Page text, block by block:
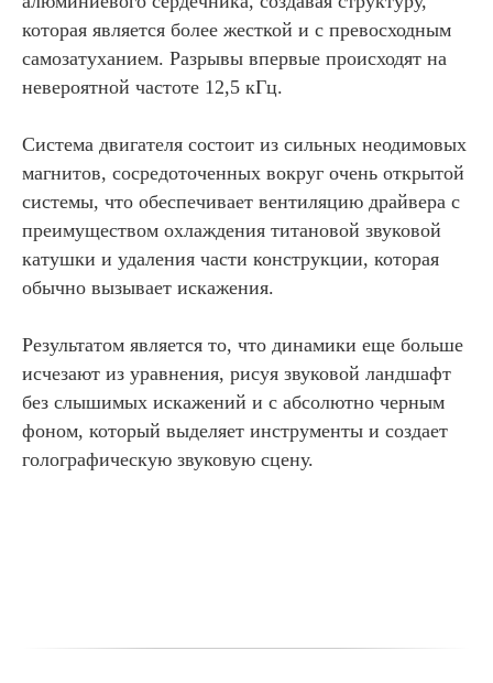
которая является более жесткой и с превосходным
самозатуханием. Разрывы впервые происходят на
невероятной частоте 12,5 кГц.
Система двигателя состоит из сильных неодимовых
магнитов, сосредоточенных вокруг очень открытой
системы, что обеспечивает вентиляцию драйвера с
преимуществом охлаждения титановой звуковой
катушки и удаления части конструкции, которая
обычно вызывает искажения.
Результатом является то, что динамики еще больше
исчезают из уравнения, рисуя звуковой ландшафт
без слышимых искажений и с абсолютно черным
фоном, который выделяет инструменты и создает
голографическую звуковую сцену.